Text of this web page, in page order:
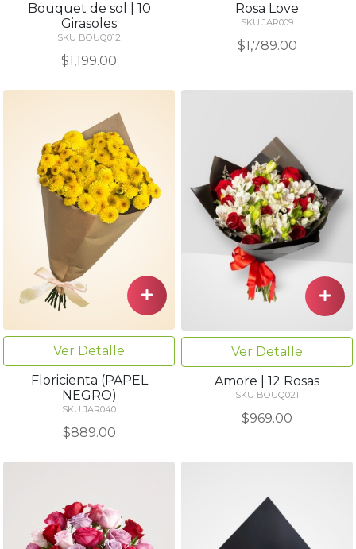
Bouquet de sol | 10
Girasoles
SKU BOUQ012
$1,199.00
Rosa Love
SKU JAR009
$1,789.00
Ver Detalle
Floricienta (PAPEL
NEGRO)
SKU JAR040
$889.00
Ver Detalle
Amore | 12 Rosas
SKU BOUQ021
$969.00